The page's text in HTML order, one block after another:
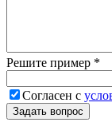
Решите пример *
Согласен с
Задать вопрос